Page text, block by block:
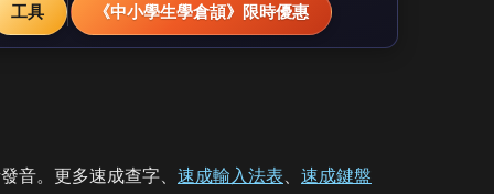
工具 《中小學生學倉頡》限時優惠
音。更多速成查字、 速成輸入法表、 速成鍵盤